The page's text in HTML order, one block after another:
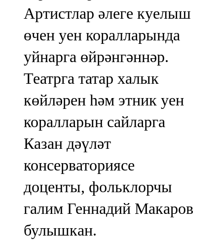
Артистлар әлеге куелыш
өчен уен коралларында
уйнарга өйрәнгәннәр.
Театрга татар халык
көйләрен һәм этник уен
коралларын сайларга
Казан дәүләт
консерваториясе
доценты, фольклорчы
галим Геннадий Макаров
булышкан.